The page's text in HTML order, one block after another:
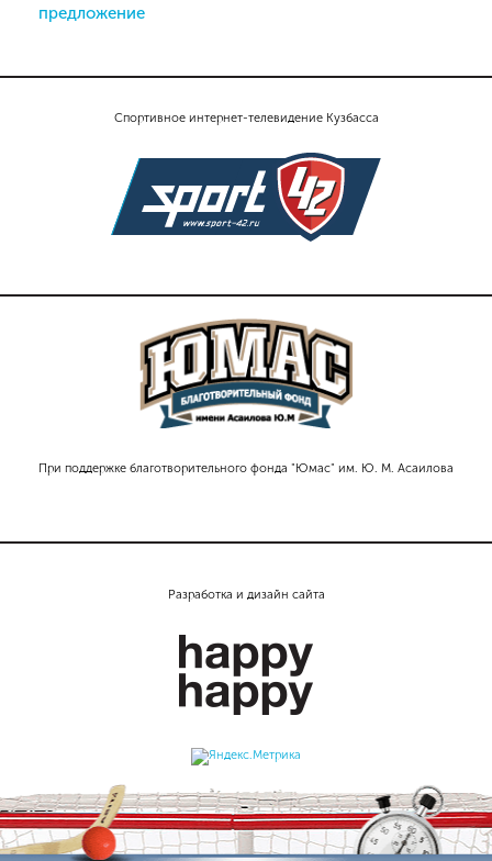
Спортивное интернет-телевидение Кузбасса
При поддержке благотворительного фонда "Юмас" им. Ю. М. Асаилова
предложение
Разработка и дизайн сайта